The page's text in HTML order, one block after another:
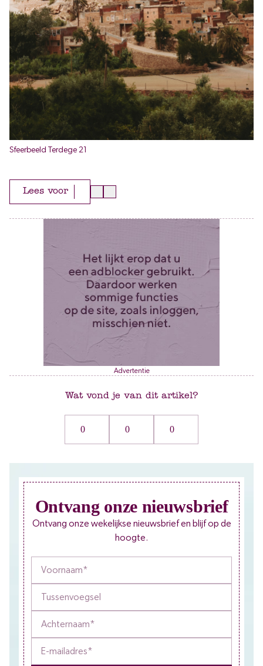
Sfeerbeeld Terdege 21
Lees voor
Advertentie
Wat vond je van dit artikel?
0 0 0
Ontvang onze nieuwsbrief
Ontvang onze wekelijkse nieuwsbrief en blijf op de
hoogte.